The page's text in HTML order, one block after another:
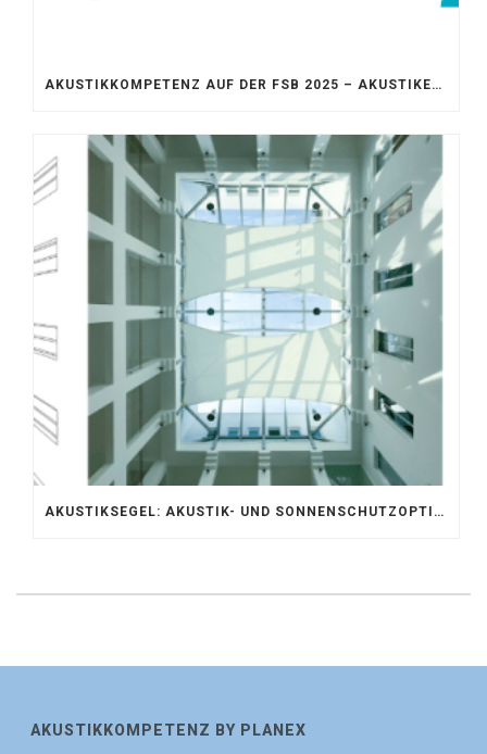
AKUSTIKKOMPETENZ AUF DER FSB 2025 – AKUSTIKELEMENTE FÜR DIE LEBENSRÄUME VON MORGEN
AKUSTIKSEGEL: AKUSTIK- UND SONNENSCHUTZOPTIMIERUNG IM ATRIUM DER UNIVERSITÄT BONN
AKUSTIKKOMPETENZ BY PLANEX